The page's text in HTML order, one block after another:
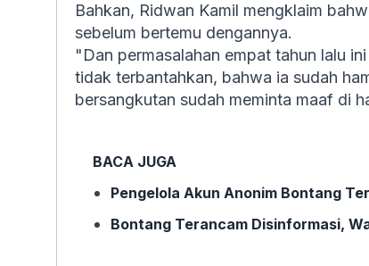
Bahkan, Ridwan Kamil mengklaim
sebelum bertemu dengannya.
"Dan permasalahan empat tahun lalu
tidak terbantahkan, bahwa ia sudah
bersangkutan sudah meminta maaf di
BACA JUGA
Pengelola Akun Anonim Bontang
Bontang Terancam Disinformasi,